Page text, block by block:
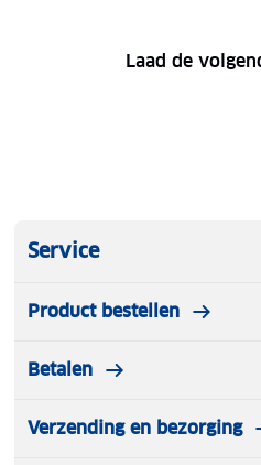
Laad de
Service
Product bestellen
Betalen
Verzending en bezorging